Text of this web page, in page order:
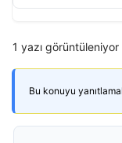
1 yazı
Bu konuyu